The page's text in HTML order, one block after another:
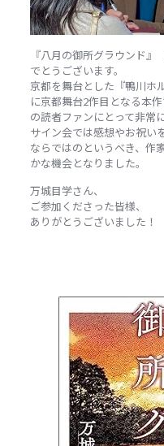
『八月の御所グラウンド
でとうございます。
京都を舞台とした『鴨川ホ
に京都舞台2作目となる本
の読者ファンにとって非常
サイン会では感想やお祝い
ならではのというべき、作
かな機会となりました。
万城目学さん、
ご参加くださった皆様、
ありがとうございました！